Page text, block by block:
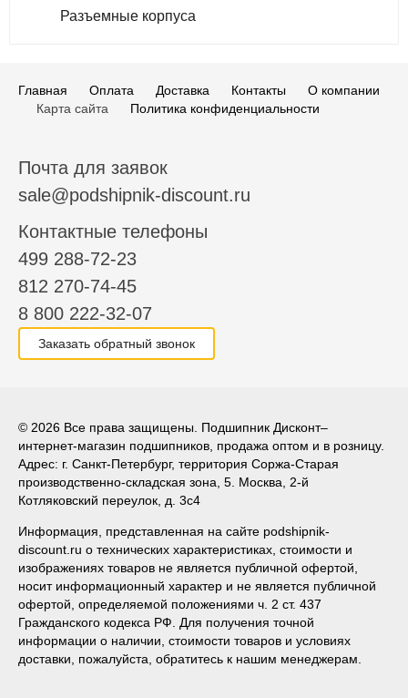
Разъемные корпуса
Главная Оплата Доставка Контакты
О компании
Карта сайта
Политика конфиденциальности
Почта для заявок
sale@podshipnik-discount.ru
Контактные телефоны
499 288-72-23
812 270-74-45
8 800 222-32-07
Заказать обратный звонок
© 2026 Все права защищены. Подшипник Дисконт–
интернет-магазин подшипников, продажа оптом и в розницу.
Адрес: г. Санкт-Петербург, территория Соржа-Старая
производственно-складская зона, 5. Москва, 2-й
Котляковский переулок, д. 3с4
Информация, представленная на сайте podshipnik-
discount.ru о технических характеристиках, стоимости и
изображениях товаров не является публичной офертой,
носит информационный характер и не является публичной
офертой, определяемой положениями ч. 2 ст. 437
Гражданского кодекса РФ. Для получения точной
информации о наличии, стоимости товаров и условиях
доставки, пожалуйста, обратитесь к нашим менеджерам.